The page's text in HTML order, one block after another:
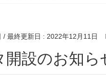
/ 最終更新日 : 2022年12月11日
開設のお知ら